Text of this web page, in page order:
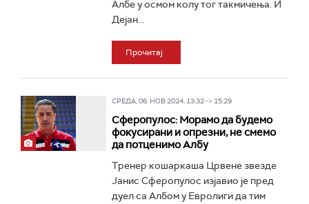
Албе у осмом колу тог такмичења. И
Дејан...
Прочитај
СРЕДА, 06. НОВ 2024, 13:32 -> 15:29
Сферопулос: Морамо да будемо
фокусирани и опрезни, не смемо
да потценимо Албу
Тренер кошаркаша Црвене звезде
Јанис Сферопулос изјавио је пред
дуел са Албом у Евролиги да тим